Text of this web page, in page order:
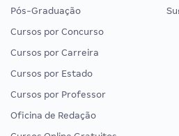
Pós-Graduação
Cursos por Concurso
Cursos por Carreira
Cursos por Estado
Cursos por Professor
Oficina de Redação